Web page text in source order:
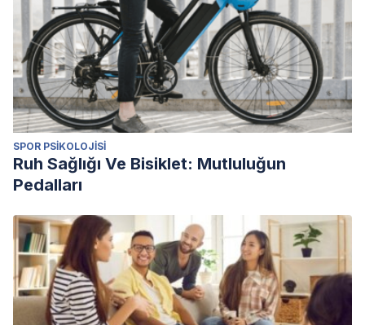
SPOR PSIKOLOJISI
Ruh Sağlığı Ve Bisiklet: Mutluluğun
Pedalları